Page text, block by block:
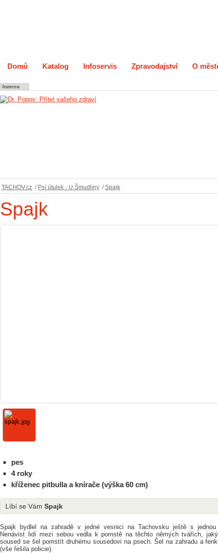
Domů Katalog Infoservis Zpravodajství O
Inzerce
TACHOV.cz / Psí útulek - U Šmudliny / Spajk
Spajk
pes
4 roky
kříženec pitbulla a knírače (výška 60 cm)
Líbí se Vám Spajk
Spajk bydlel na zahradě v jedné vesnici na Tachovsku ještě s jednou
Nenávist lidí mezi sebou vedla k pomstě na těchto němých tvářích,
soused se šel pomstít druhému sousedovi na psech. Šel na zahradu a
(vše řešila policie).